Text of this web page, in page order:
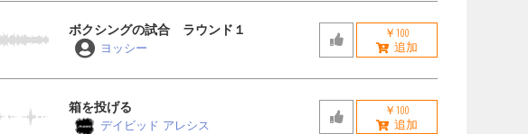
ボクシングの試合 ラウンド１
ヨッシー
￥100
箱を投げる
デイビッド アレシス
￥100